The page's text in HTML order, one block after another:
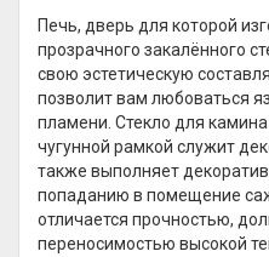
Печь, дверь для которой
прозрачного закалённого
свою эстетическую
позволит вам любоваться
пламени. Стекло для
чугунной рамкой служит
также выполняет
попаданию в помещение
отличается прочностью,
переносимостью высокой